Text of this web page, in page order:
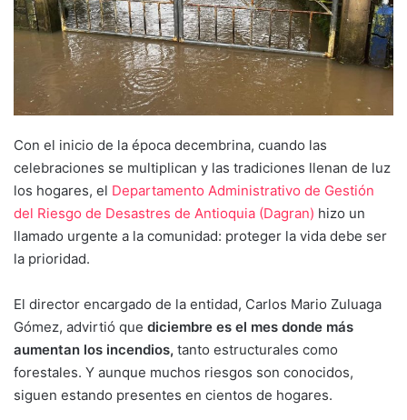
Con el inicio de la época decembrina, cuando las
celebraciones se multiplican y las tradiciones llenan de luz
los hogares, el Departamento Administrativo de Gestión
del Riesgo de Desastres de Antioquia (Dagran) hizo un
llamado urgente a la comunidad: proteger la vida debe ser
la prioridad.
El director encargado de la entidad, Carlos Mario Zuluaga
Gómez, advirtió que diciembre es el mes donde más
aumentan los incendios, tanto estructurales como
forestales. Y aunque muchos riesgos son conocidos,
siguen estando presentes en cientos de hogares.